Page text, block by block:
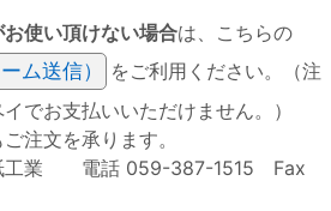
お使い頂けない場合は、こちらの
ム送信）
をご利用ください。（注
でお支払いいただけません。）
注文を承ります。
工業 電話 059-387-1515 Fax